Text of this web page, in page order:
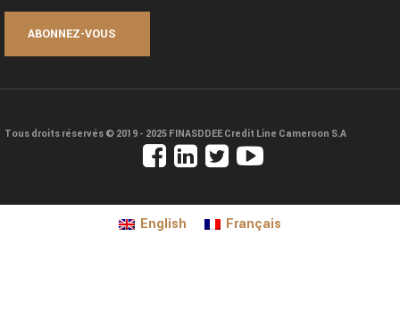
Tous droits réservés © 2019 - 2025 FINASDDEE Credit Line Cameroon S.A
English Français